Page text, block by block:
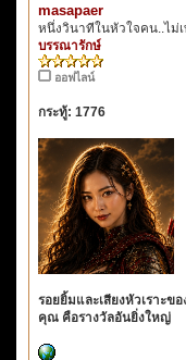
masapaer
หนึ่งวินาทีในหัวใจคน..ไม่เ
บรรณารักษ์
ออฟไลน์
กระทู้: 1776
รอยยิ้มและเสียงหัวเราะขอ
คุณ คือรางวัลอันยิ่งใหญ่